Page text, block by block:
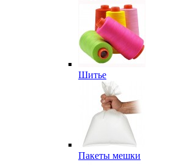
Шитье
Пакеты мешки